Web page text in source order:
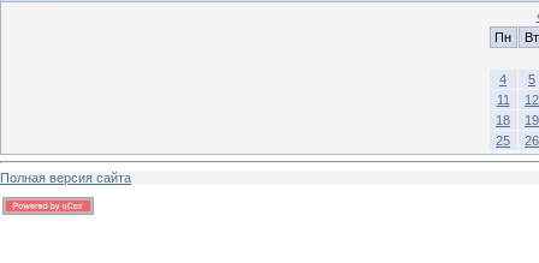
Пн
Вт
4
5
11
12
18
19
25
26
Полная версия сайта